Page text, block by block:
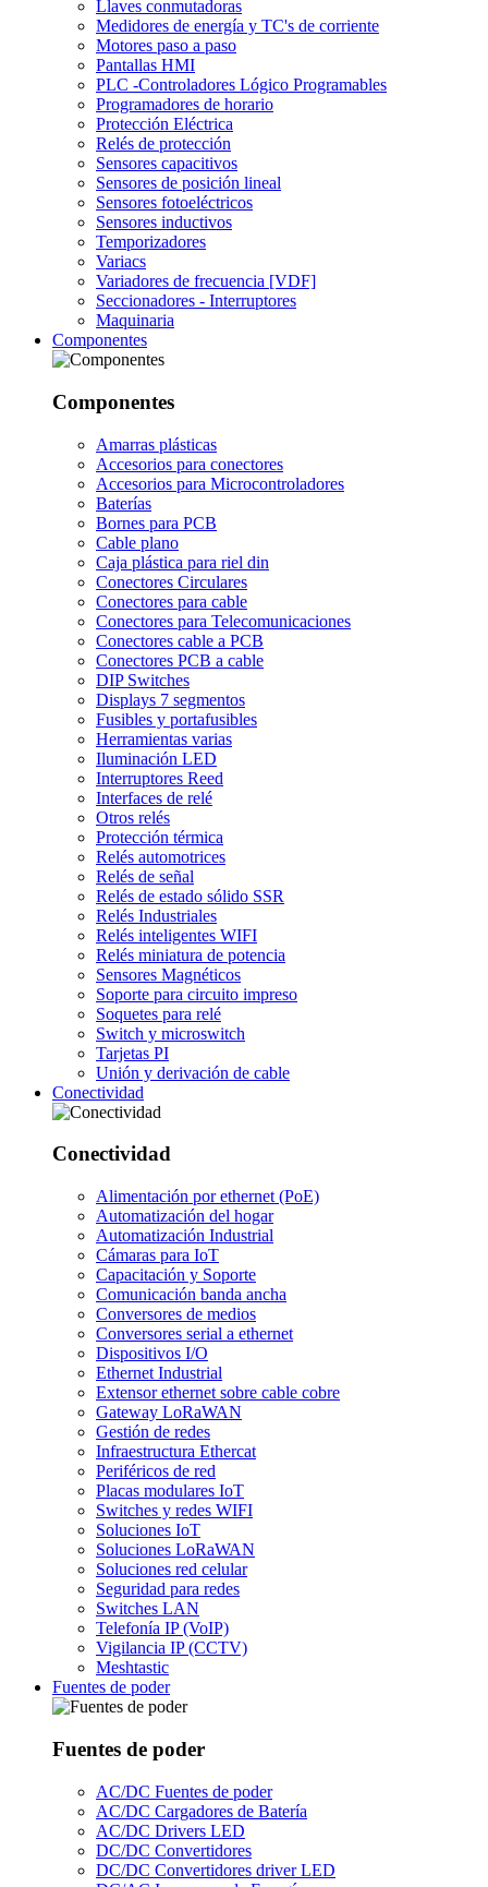
Llaves conmutadoras
Medidores de energía y TC's de corriente
Motores paso a paso
Pantallas HMI
PLC -Controladores Lógico Programables
Programadores de horario
Protección Eléctrica
Relés de protección
Sensores capacitivos
Sensores de posición lineal
Sensores fotoeléctricos
Sensores inductivos
Temporizadores
Variacs
Variadores de frecuencia [VDF]
Seccionadores - Interruptores
Maquinaria
Componentes
Componentes
Amarras plásticas
Accesorios para conectores
Accesorios para Microcontroladores
Baterías
Bornes para PCB
Cable plano
Caja plástica para riel din
Conectores Circulares
Conectores para cable
Conectores para Telecomunicaciones
Conectores cable a PCB
Conectores PCB a cable
DIP Switches
Displays 7 segmentos
Fusibles y portafusibles
Herramientas varias
Iluminación LED
Interruptores Reed
Interfaces de relé
Otros relés
Protección térmica
Relés automotrices
Relés de señal
Relés de estado sólido SSR
Relés Industriales
Relés inteligentes WIFI
Relés miniatura de potencia
Sensores Magnéticos
Soporte para circuito impreso
Soquetes para relé
Switch y microswitch
Tarjetas PI
Unión y derivación de cable
Conectividad
Conectividad
Alimentación por ethernet (PoE)
Automatización del hogar
Automatización Industrial
Cámaras para IoT
Capacitación y Soporte
Comunicación banda ancha
Conversores de medios
Conversores serial a ethernet
Dispositivos I/O
Ethernet Industrial
Extensor ethernet sobre cable cobre
Gateway LoRaWAN
Gestión de redes
Infraestructura Ethercat
Periféricos de red
Placas modulares IoT
Switches y redes WIFI
Soluciones IoT
Soluciones LoRaWAN
Soluciones red celular
Seguridad para redes
Switches LAN
Telefonía IP (VoIP)
Vigilancia IP (CCTV)
Meshtastic
Fuentes de poder
Fuentes de poder
AC/DC Fuentes de poder
AC/DC Cargadores de Batería
AC/DC Drivers LED
DC/DC Convertidores
DC/DC Convertidores driver LED